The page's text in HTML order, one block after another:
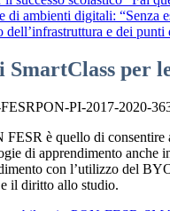
di ambienti digitali: “Senza
dell’infrastruttura e dei
SmartClass per
PI-2017-2020-
FESR è quello di
di apprendimento anche
con l’utilizzo del
il diritto allo studio.